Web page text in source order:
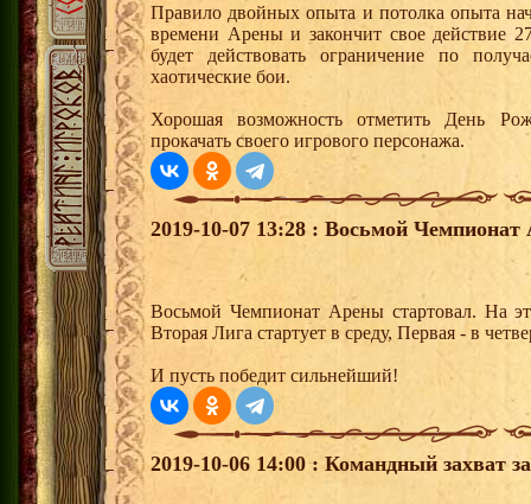
Правило двойных опыта и потолка опыта
времени Арены и закончит свое действие
будет действовать ограничение по
хаотические бои.
Хорошая возможность отметить День
прокачать своего игрового персонажа.
2019-10-07 13:28 : Восьмой
Восьмой Чемпионат Арены стартовал. На
Вторая Лига стартует в среду, Первая - в
И пусть победит сильнейший!
2019-10-06 14:00 : Командный захват